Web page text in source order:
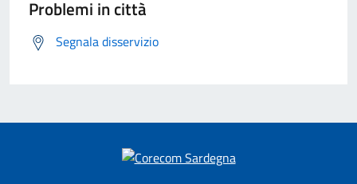
Problemi in città
Segnala disservizio